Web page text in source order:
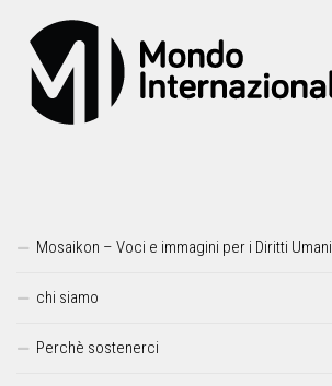
Mosaikon – Voci e immagini per i Diritti Umani
chi siamo
Perchè sostenerci